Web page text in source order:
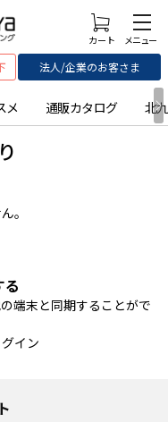
法人/企業のお客さま
メ 通販カタログ 北
。
端末と同期することがで
イン